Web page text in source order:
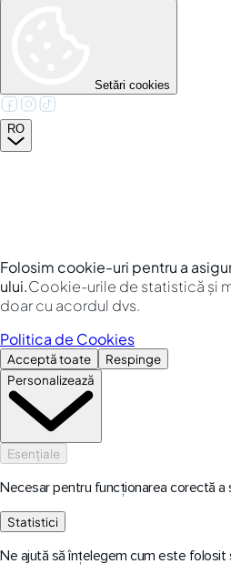
Setări cookies
RO
Folosim cookie-uri pentru a
ului.Cookie-urile de statistică și
doar cu acordul dvs.
Politica de Cookies
Acceptă toate
Respinge
Personalizează
Esențiale
Necesar pentru funcționarea corectă a
Statistici
Ne ajută să înțelegem cum este folosit